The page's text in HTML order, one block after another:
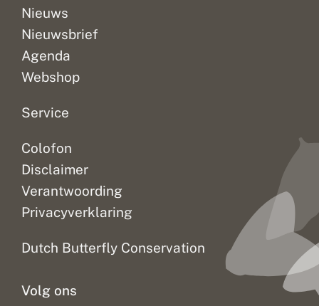
Nieuws
Nieuwsbrief
Agenda
Webshop
Service
Colofon
Disclaimer
Verantwoording
Privacyverklaring
Dutch Butterfly Conservation
Volg ons